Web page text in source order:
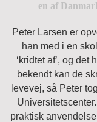
en af
Peter Larsen er
han med i en
‘kridtet af’, og
bekendt kan de
levevej, så Peter
praktisk